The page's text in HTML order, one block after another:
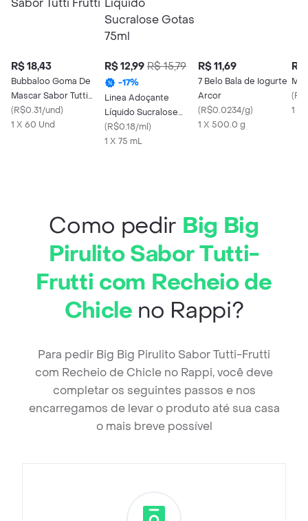
R$ 18,43
Bubbaloo Goma De
Mascar Sabor Tutti
Frutti
(R$0.31/und)
1 X 60 Und
R$ 12,99 R$ 15,79
-17%
Linea Adoçante
Líquido Sucralose
Gotas 75ml
(R$0.18/ml)
1 X 75 mL
R$ 11,69
7 Belo Bala de Iogurte
Arcor
(R$0.0234/g)
1 X 500.0 g
R$
Mili
(
1 X
Como pedir Big Big
Pirulito Sabor Tutti-
Frutti com Recheio de
Chicle no Rappi?
Para pedir Big Big Pirulito Sabor Tutti-Frutti
com Recheio de Chicle no Rappi, você deve
completar os seguintes passos e nos
encarregamos de levar o produto até sua casa
o mais breve possível